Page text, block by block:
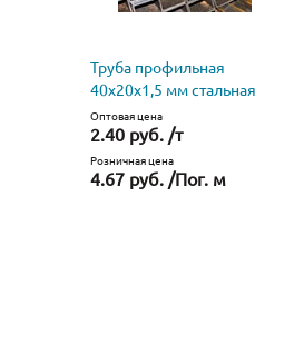
Труба профильная
40х20х1,5 мм стальная
Оптовая цена
2.40 руб. /т
Розничная цена
4.67 руб. /Пог. м